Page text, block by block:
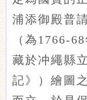
浦添御殿普
（為1766-
藏於冲繩縣
記》）繪圖